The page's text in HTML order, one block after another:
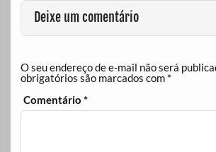
Deixe um comentário
O seu endereço de e-mail não será
obrigatórios são marcados com *
Comentário*